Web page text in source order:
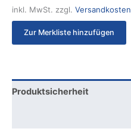
inkl. MwSt. zzgl. Versandkosten
Zur Merkliste hinzufügen
Produktsicherheit